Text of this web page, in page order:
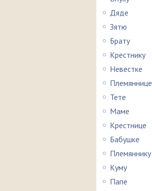
Дяде
Зятю
Брату
Крестнику
Невестке
Племяннице
Тете
Маме
Крестнице
Бабушке
Племяннику
Куму
Папе